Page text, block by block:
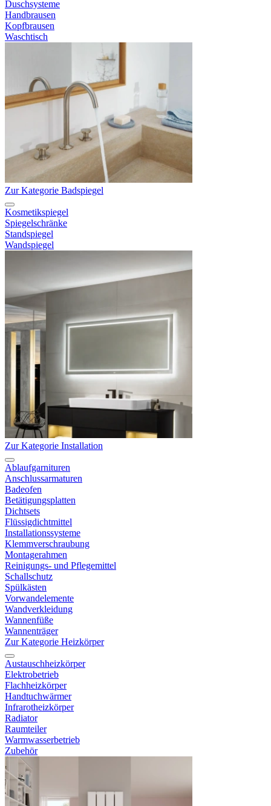
Duschsysteme
Handbrausen
Kopfbrausen
Waschtisch
Zur Kategorie Badspiegel
Kosmetikspiegel
Spiegelschränke
Standspiegel
Wandspiegel
Zur Kategorie Installation
Ablaufgarnituren
Anschlussarmaturen
Badeofen
Betätigungsplatten
Dichtsets
Flüssigdichtmittel
Installationssysteme
Klemmverschraubung
Montagerahmen
Reinigungs- und Pflegemittel
Schallschutz
Spülkästen
Vorwandelemente
Wandverkleidung
Wannenfüße
Wannenträger
Zur Kategorie Heizkörper
Austauschheizkörper
Elektrobetrieb
Flachheizkörper
Handtuchwärmer
Infrarotheizkörper
Radiator
Raumteiler
Warmwasserbetrieb
Zubehör